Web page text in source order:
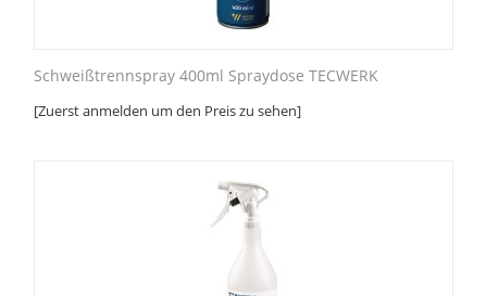
Schweißtrennspray 400ml Spraydose TECWERK
[Zuerst anmelden um den Preis zu sehen]